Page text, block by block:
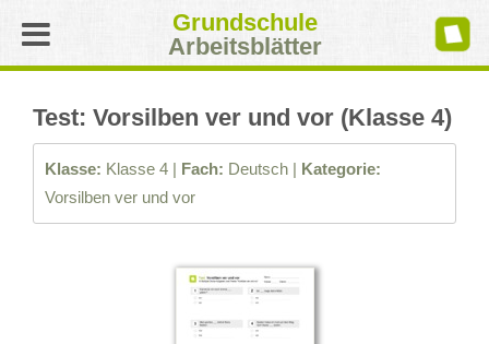
Grundschule
Arbeitsblätter
Test: Vorsilben ver und vor (Klasse 4)
Klasse: Klasse 4 | Fach: Deutsch | Kategorie:
Vorsilben ver und vor